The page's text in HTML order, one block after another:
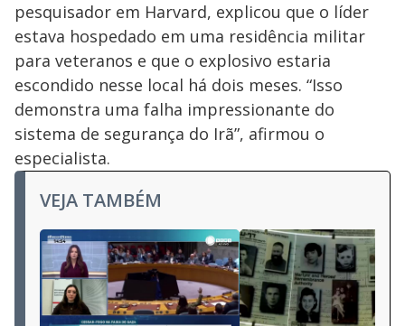
pesquisador em Harvard, explicou que o líder
estava hospedado em uma residência militar
para veteranos e que o explosivo estaria
escondido nesse local há dois meses. “Isso
demonstra uma falha impressionante do
sistema de segurança do Irã”, afirmou o
especialista.
VEJA TAMBÉM